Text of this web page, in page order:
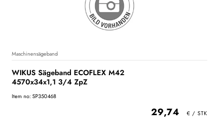
Maschinensägeband
WIKUS Sägeband ECOFLEX M42
4570x34x1,1 3/4 ZpZ
Item no: SP350468
29,74